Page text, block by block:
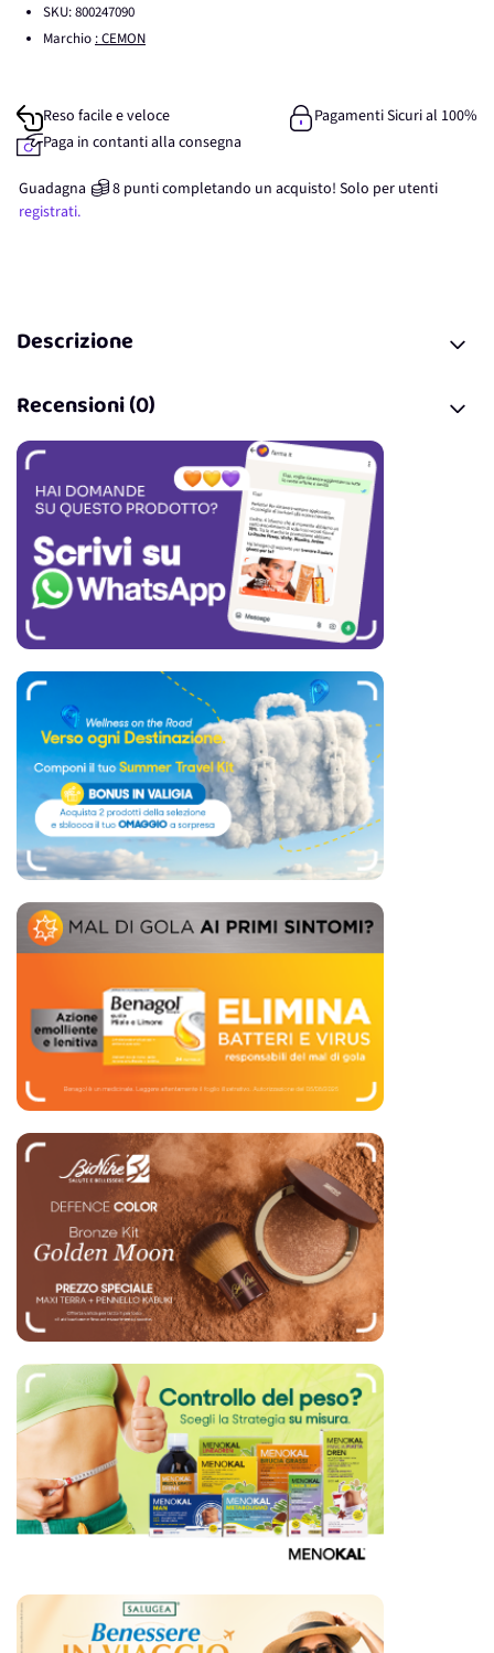
SKU:800247090
Marchio : CEMON
Reso facile e veloce
Pagamenti Sicuri al 100%
Paga in contanti alla consegna
Guadagna 8 punticompletando un acquisto! Solo per utenti
registrati.
Descrizione
Recensioni (0)